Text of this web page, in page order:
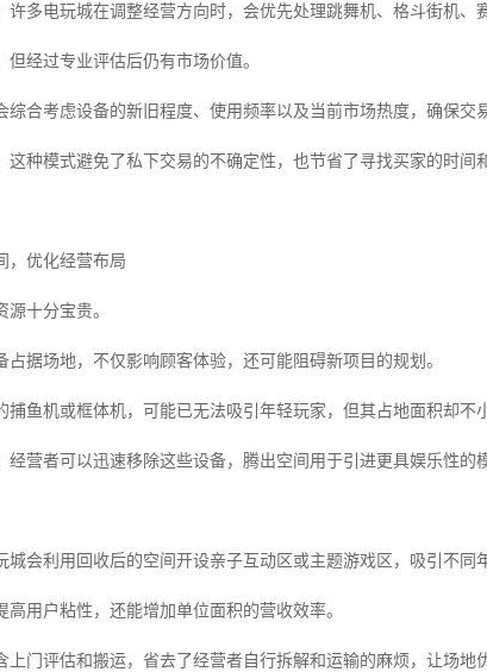
许多电玩城在调整经营方向时，会优先处理跳舞机、格斗街机、
但经过专业评估后仍有市场价值。
综合考虑设备的新旧程度、使用频率以及当前市场热度，确保交
这种模式避免了私下交易的不确定性，也节省了寻找买家的时间
，优化经营布局
源十分宝贵。
占据场地，不仅影响顾客体验，还可能阻碍新项目的规划。
捕鱼机或框体机，可能已无法吸引年轻玩家，但其占地面积却不
经营者可以迅速移除这些设备，腾出空间用于引进更具娱乐性的
城会利用回收后的空间开设亲子互动区或主题游戏区，吸引不同
高用户粘性，还能增加单位面积的营收效率。
上门评估和搬运，省去了经营者自行拆解和运输的麻烦，让场地